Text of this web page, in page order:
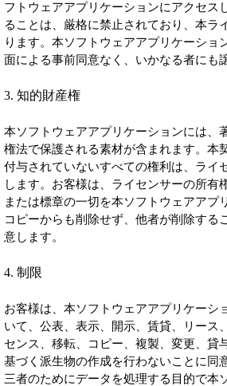
フトウェアアプリケーションにアクセス
ることは、厳格に禁止されており、本ラ
ります。本ソフトウェアアプリケーショ
面による事前同意なく、いかなる者にも
3. 知的財産権
本ソフトウェアアプリケーションには、
権法で保護される素材が含まれます。本
付与されていないすべての権利は、ライ
します。お客様は、ライセンサーの所有
または標章の一切を本ソフトウェアアプ
コピーからも削除せず、他者が削除する
意します。
4. 制限
お客様は、本ソフトウェアアプリケーシ
いて、公表、表示、開示、賃貸、リース
センス、移転、コピー、複製、変更、貸
基づく派生物の作成を行わないことに同
三者のためにデータを処理する目的で本